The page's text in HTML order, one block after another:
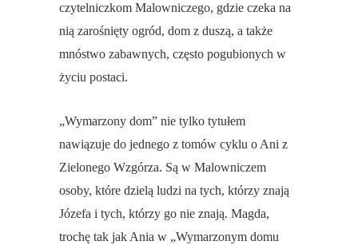
czytelniczkom Malowniczego, gdzie czeka na
nią zarośnięty ogród, dom z duszą, a także
mnóstwo zabawnych, często pogubionych w
życiu postaci.
„Wymarzony dom” nie tylko tytułem
nawiązuje do jednego z tomów cyklu o Ani z
Zielonego Wzgórza. Są w Malowniczem
osoby, które dzielą ludzi na tych, którzy znają
Józefa i tych, którzy go nie znają. Magda,
trochę tak jak Ania w „Wymarzonym domu